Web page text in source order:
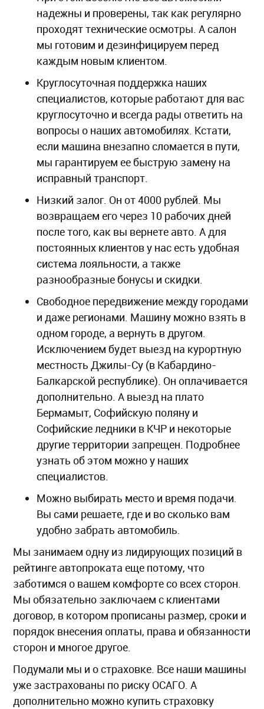
надежны и проверены, так как регулярно
проходят технические осмотры. А салон
мы готовим и дезинфицируем перед
каждым новым клиентом.
Круглосуточная поддержка наших
специалистов, которые работают для вас
круглосуточно и всегда рады ответить на
вопросы о наших автомобилях. Кстати,
если машина внезапно сломается в пути,
мы гарантируем ее быструю замену на
исправный транспорт.
Низкий залог. Он от 4000 рублей. Мы
возвращаем его через 10 рабочих дней
после того, как вы вернете авто. А для
постоянных клиентов у нас есть удобная
система лояльности, а также
разнообразные бонусы и скидки.
Свободное передвижение между городами
и даже регионами. Машину можно взять в
одном городе, а вернуть в другом.
Исключением будет выезд на курортную
местность Джилы-Су (в Кабардино-
Балкарской республике). Он оплачивается
дополнительно. А выезд на плато
Бермамыт, Софийскую поляну и
Софийские ледники в КЧР и некоторые
другие территории запрещен. Подробнее
узнать об этом можно у наших
специалистов.
Можно выбирать место и время подачи.
Вы сами решаете, где и во сколько вам
удобно забрать автомобиль.
Мы занимаем одну из лидирующих позиций в
рейтинге автопроката еще потому, что
заботимся о вашем комфорте со всех сторон.
Мы обязательно заключаем с клиентами
договор, в котором прописаны размер, сроки и
порядок внесения оплаты, права и обязанности
сторон и многое другое.
Подумали мы и о страховке. Все наши машины
уже застрахованы по риску ОСАГО. А
дополнительно можно купить страховку